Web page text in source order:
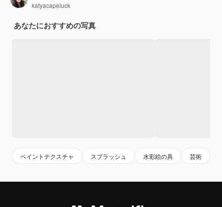
katyacapeluck
あなたにおすすめの写真
ペイントテクスチャ スプラッシュ 水彩絵の具 芸術